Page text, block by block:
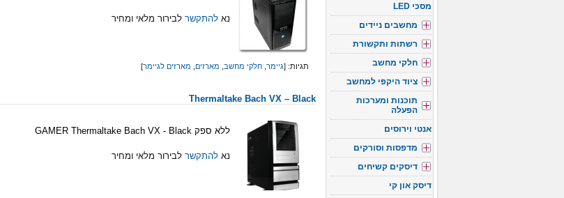
נא להתקשר לבירור מלאי ומחיר
תגיות: [גיימר חלקי מחשב מארזים מארזים לגיימר]
Thermaltake Bach VX – Black
ללא ספק GAMER Thermaltake Bach VX - Black
נא להתקשר לבירור מלאי ומחיר
מסכי LED
מחשבים ניידים
רשתות ותקשורת
חלקי מחשב
ציוד היקפי למחשב
תוכנות ומערכות
הפעלה
אנטי וירוסים
מדפסות וסורקים
דיסקים קשיחים
דיסק און קי